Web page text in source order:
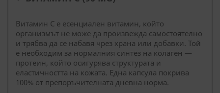
Витамин C е есенциален витамин, който
организмът не може да произвежда самостоятелно
и трябва да се набавя чрез храна или добавки. Той
е необходим за нормалния синтез на колаген —
протеин, който осигурява структурата и
еластичността на кожата. Една капсула покрива
100% от препоръчителната дневна норма.